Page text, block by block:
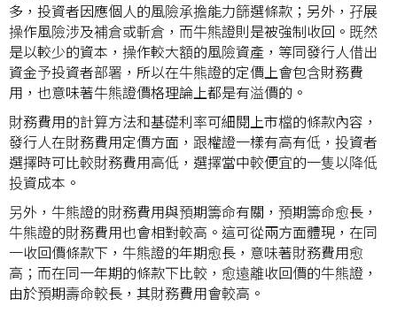
多，投資者因應個人的風險承擔能力篩選條款；另外，孖展
操作風險涉及補倉或斬倉，而牛熊證則是被強制收回。既然
是以較少的資本，操作較大額的風險資產，等同發行人借出
資金予投資者部署，所以在牛熊證的定價上會包含財務費
用，也意味著牛熊證價格理論上都是有溢價的。
財務費用的計算方法和基礎利率可細閱上市檔的條款內容，
發行人在財務費用定價方面，跟權證一樣有高有低，投資者
選擇時可比較財務費用高低，選擇當中較便宜的一隻以降低
投資成本。
另外，牛熊證的財務費用與預期籌命有關，預期籌命愈長，
牛熊證的財務費用也會相對較高。這可從兩方面體現，在同
一收回價條款下，牛熊證的年期愈長，意味著財務費用愈
高；而在同一年期的條款下比較，愈遠離收回價的牛熊證，
由於預期壽命較長，其財務費用會較高。